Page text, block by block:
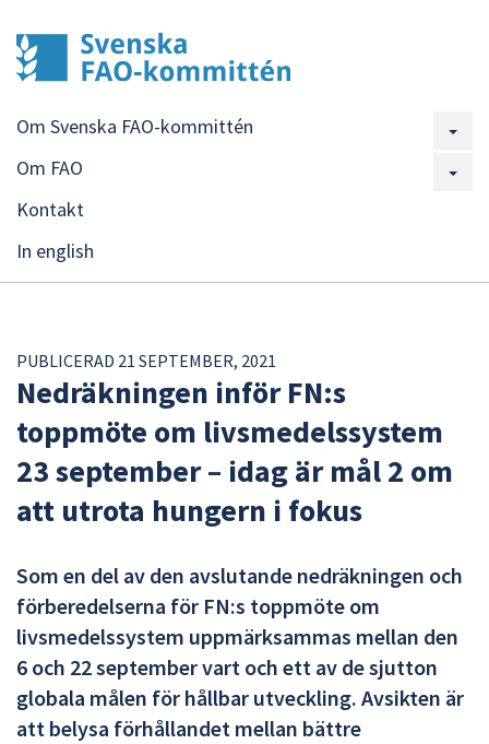
Om Svenska FAO-kommittén
Om FAO
Kontakt
In english
PUBLICERAD 21 SEPTEMBER, 2021
Nedräkningen inför FN:s
toppmöte om livsmedelssystem
23 september – idag är mål 2 om
att utrota hungern i fokus
Som en del av den avslutande nedräkningen och
förberedelserna för FN:s toppmöte om
livsmedelssystem uppmärksammas mellan den
6 och 22 september vart och ett av de sjutton
globala målen för hållbar utveckling. Avsikten är
att belysa förhållandet mellan bättre